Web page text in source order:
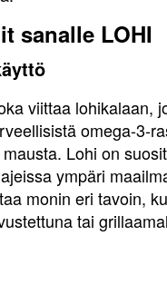
sanalle LOHI
viittaa lohikalaan,
omega-3-
Lohi on
ympäri
monin eri tavoin,
tai